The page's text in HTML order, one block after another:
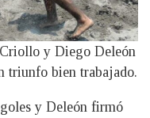
y Diego Deleón
triunfo bien trabajado.
y Deleón firmó